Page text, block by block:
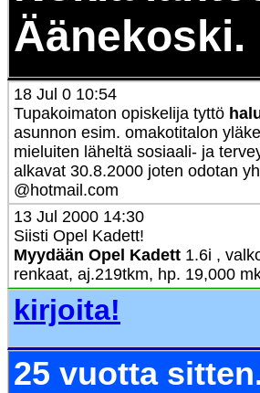
Äänekoski.
18 Jul 0 10:54
Tupakoimaton opiskelija tyttö
asunnon esim. omakotitalon
mieluiten läheltä sosiaali- ja
alkavat 30.8.2000 joten odotan
@hotmail.com
13 Jul 2000 14:30
Siisti Opel Kadett!
Myydään Opel Kadett 1.6i ,
renkaat, aj.219tkm, hp. 19,000
kirjoita!
25 vuotta